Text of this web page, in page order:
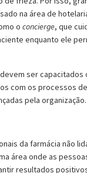
na área de
o concierge, que
enquanto ele
ser capacitados
com os processos
pela organização.
da farmácia não
área onde as
resultados